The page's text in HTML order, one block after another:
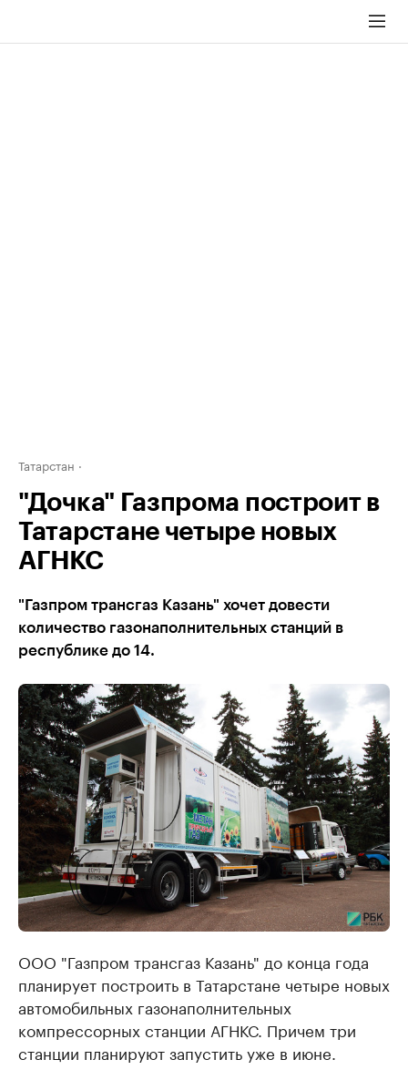
Татарстан
"Дочка" Газпрома построит в
Татарстане четыре новых
АГНКС
"Газпром трансгаз Казань" хочет довести
количество газонаполнительных станций в
республике до 14.
ООО "Газпром трансгаз Казань" до конца года
планирует построить в Татарстане четыре новых
автомобильных газонаполнительных
компрессорных станции АГНКС. Причем три
станции планируют запустить уже в июне.